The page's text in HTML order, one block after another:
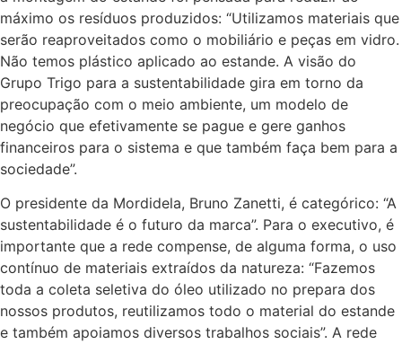
máximo os resíduos produzidos: “Utilizamos materiais que
serão reaproveitados como o mobiliário e peças em vidro.
Não temos plástico aplicado ao estande. A visão do
Grupo Trigo para a sustentabilidade gira em torno da
preocupação com o meio ambiente, um modelo de
negócio que efetivamente se pague e gere ganhos
financeiros para o sistema e que também faça bem para a
sociedade”.
O presidente da Mordidela, Bruno Zanetti, é categórico: “A
sustentabilidade é o futuro da marca”. Para o executivo, é
importante que a rede compense, de alguma forma, o uso
contínuo de materiais extraídos da natureza: “Fazemos
toda a coleta seletiva do óleo utilizado no prepara dos
nossos produtos, reutilizamos todo o material do estande
e também apoiamos diversos trabalhos sociais”. A rede